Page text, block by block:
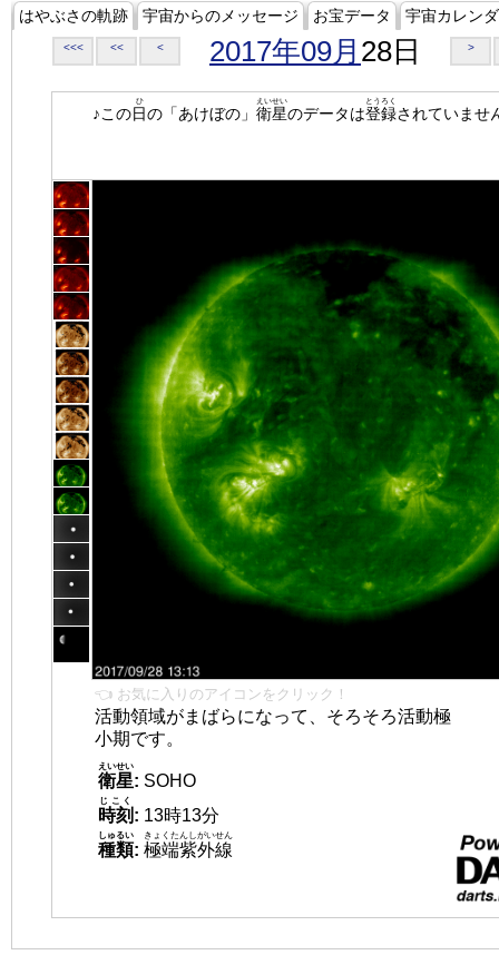
はやぶさの軌跡 宇宙からのメッセージ お宝データ 宇宙カレン
<<< << < 2017年09月 28日 >
♪この日
ひ
の「あけぼの」 衛星
えいせい
のデータは登録
とうろく
されていませ
👈 お気に入りのアイコンをクリック！
活動領域がまばらになって、そろそろ活動極
小期です。
衛星
えいせい
: SOHO
時刻
じこく
: 13時13分
種類
しゅるい
: 極端紫外線
きょくたんしがいせん